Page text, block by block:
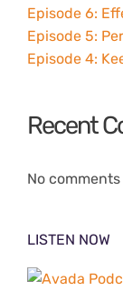
Episode 6:
Episode 5:
Episode 4:
Recent
No
LISTEN NOW